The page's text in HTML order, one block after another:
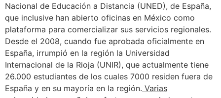
Nacional de Educación a Distancia (UNED), de España,
que inclusive han abierto oficinas en México como
plataforma para comercializar sus servicios regionales.
Desde el 2008, cuando fue aprobada oficialmente en
España, irrumpió en la región la Universidad
Internacional de la Rioja (UNIR), que actualmente tiene
26.000 estudiantes de los cuales 7000 residen fuera de
España y en su mayoría en la región. Varias